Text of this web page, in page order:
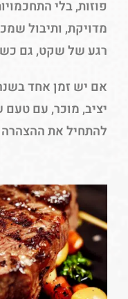
פוזות, בלי
מדויקת, ותיבול
רגע של שקט, גם
אם יש זמן אחד
יציב, מוכר, עם
להתחיל את